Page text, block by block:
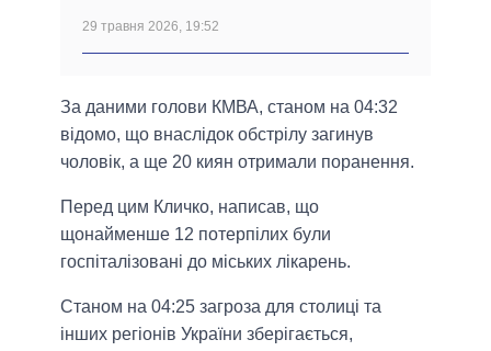
29 травня 2026, 19:52
За даними голови КМВА, станом на 04:32
відомо, що внаслідок обстрілу загинув
чоловік, а ще 20 киян отримали поранення.
Перед цим Кличко, написав, що
щонайменше 12 потерпілих були
госпіталізовані до міських лікарень.
Станом на 04:25 загроза для столиці та
інших регіонів України зберігається,